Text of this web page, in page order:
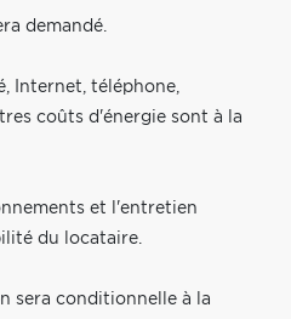
demandé.
Internet, téléphone,
coûts d'énergie sont à la
et l'entretien
du locataire.
sera conditionnelle à la